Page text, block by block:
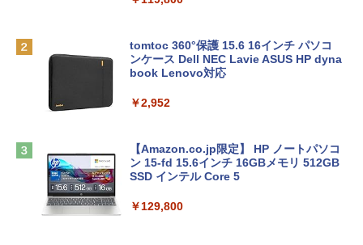
tomtoc 360°保護 15.6 16インチ パソコ
ンケース Dell NEC Lavie ASUS HP dyna
book Lenovo対応
￥2,952
【Amazon.co.jp限定】 HP ノートパソコ
ン 15-fd 15.6インチ 16GBメモリ 512GB
SSD インテル Core 5
￥129,800